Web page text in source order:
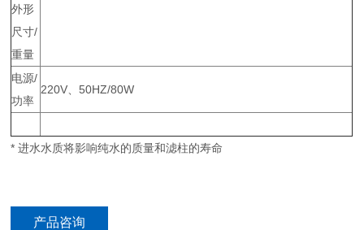
外形
尺寸/
重量
电源/
功率
220V、50HZ/80W
* 进水水质将影响纯水的质量和滤柱的寿命
产品咨询